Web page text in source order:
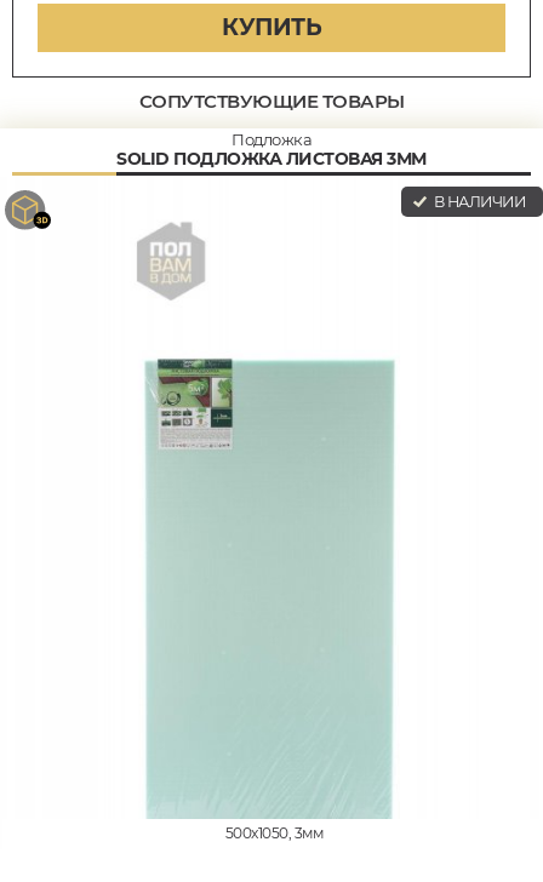
КУПИТЬ
СОПУТСТВУЮЩИЕ ТОВАРЫ
Подложка
SOLID ПОДЛОЖКА ЛИСТОВАЯ 3ММ
В НАЛИЧИИ
500x1050, 3мм